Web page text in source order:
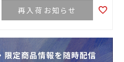
再入荷お知らせ